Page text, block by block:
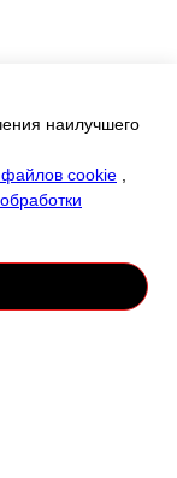
наилучшего
файлов cookie ,
ДАННЫЙ
ПРИ КАКИХ